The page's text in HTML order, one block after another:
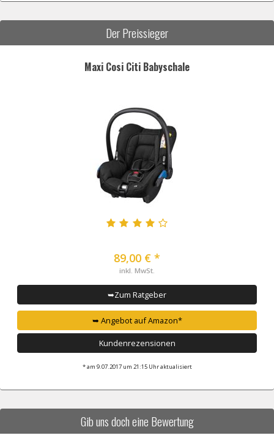
Der Preissieger
Maxi Cosi Citi Babyschale
89,00 € *
inkl. MwSt.
➥Zum Ratgeber
➥ Angebot auf Amazon*
Kundenrezensionen
* am 9.07.2017 um 21:15 Uhr aktualisiert
Gib uns doch eine Bewertung